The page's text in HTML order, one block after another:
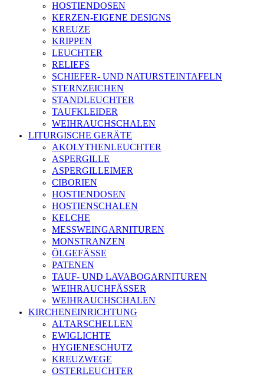
HOSTIENDOSEN
KERZEN-EIGENE DESIGNS
KREUZE
KRIPPEN
LEUCHTER
RELIEFS
SCHIEFER- UND NATURSTEINTAFELN
STERNZEICHEN
STANDLEUCHTER
TAUFKLEIDER
WEIHRAUCHSCHALEN
LITURGISCHE GERÄTE
AKOLYTHENLEUCHTER
ASPERGILLE
ASPERGILLEIMER
CIBORIEN
HOSTIENDOSEN
HOSTIENSCHALEN
KELCHE
MESSWEINGARNITUREN
MONSTRANZEN
ÖLGEFÄSSE
PATENEN
TAUF- UND LAVABOGARNITUREN
WEIHRAUCHFÄSSER
WEIHRAUCHSCHALEN
KIRCHENEINRICHTUNG
ALTARSCHELLEN
EWIGLICHTE
HYGIENESCHUTZ
KREUZWEGE
OSTERLEUCHTER